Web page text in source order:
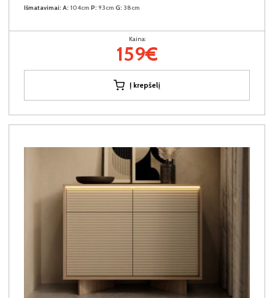
Išmatavimai: A: 104cm P: 93cm G: 38cm
Kaina:
159€
Į krepšelį